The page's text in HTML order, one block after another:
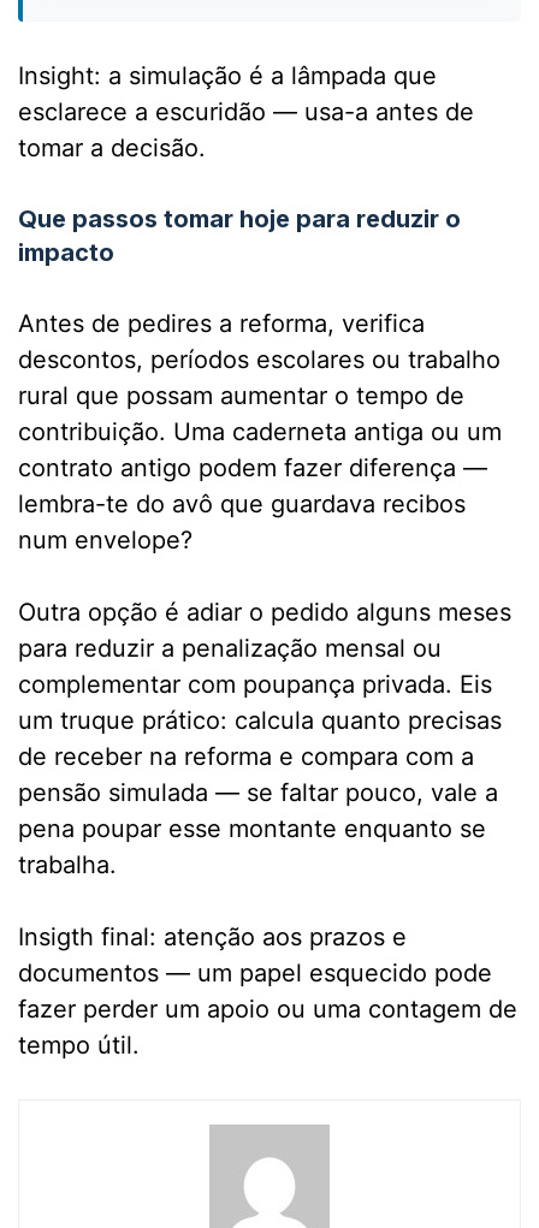
Insight: a simulação é a lâmpada que
esclarece a escuridão — usa-a antes de
tomar a decisão.
Que passos tomar hoje para reduzir o
impacto
Antes de pedires a reforma, verifica
descontos, períodos escolares ou trabalho
rural que possam aumentar o tempo de
contribuição. Uma caderneta antiga ou um
contrato antigo podem fazer diferença —
lembra-te do avô que guardava recibos
num envelope?
Outra opção é adiar o pedido alguns meses
para reduzir a penalização mensal ou
complementar com poupança privada. Eis
um truque prático: calcula quanto precisas
de receber na reforma e compara com a
pensão simulada — se faltar pouco, vale a
pena poupar esse montante enquanto se
trabalha.
Insigth final: atenção aos prazos e
documentos — um papel esquecido pode
fazer perder um apoio ou uma contagem de
tempo útil.